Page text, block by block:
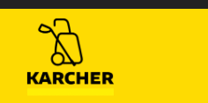
Saltar
contenido